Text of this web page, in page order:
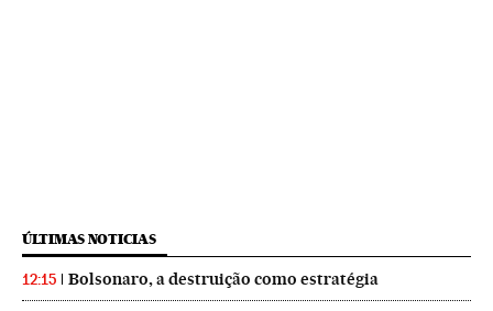
ÚLTIMAS NOTICIAS
12:15 Bolsonaro, a destruição como estratégia